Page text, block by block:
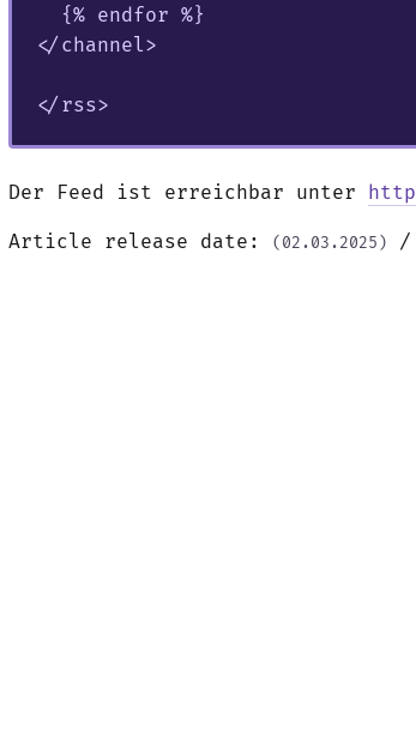
  {% endfor %}
</channel>
</rss>
Der Feed ist erreichbar unter
Article release date: (02.03.2025) /